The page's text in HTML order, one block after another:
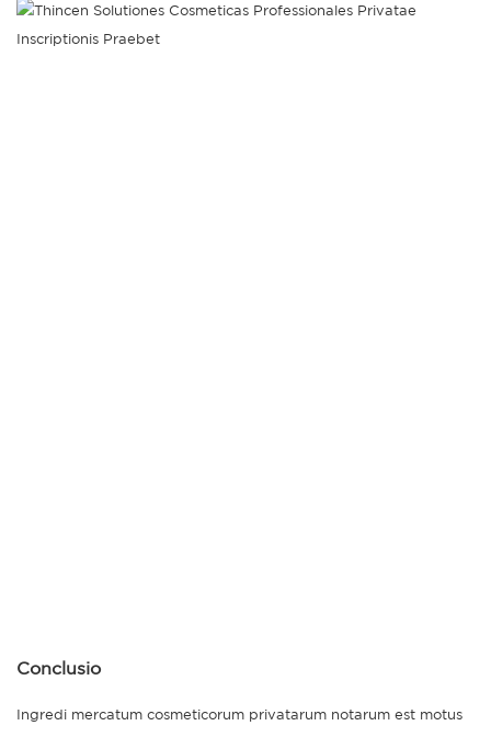
Conclusio
Ingredi mercatum cosmeticorum privatarum notarum est motus